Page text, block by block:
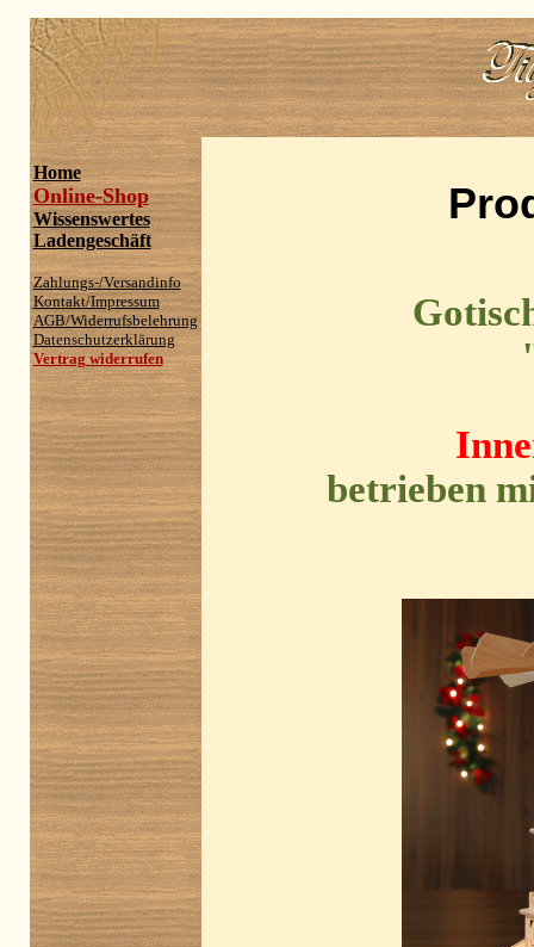
Home
Online-Shop
Wissenswertes
Ladengeschäft
Zahlungs-/Versandinfo
Kontakt/Impressum
AGB/Widerrufsbelehrung
Datenschutzerklärung
Vertrag widerrufen
betrieben